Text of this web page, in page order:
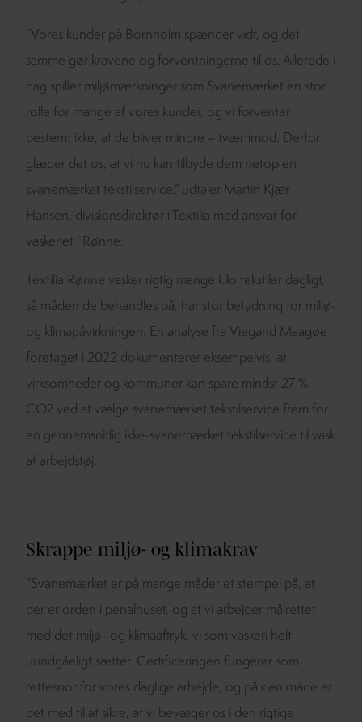
”Vores kunder på Bornholm spænder vidt, og det
samme gør kravene og forventningerne til os. Allerede i
dag spiller miljømærkninger som Svanemærket en stor
rolle for mange af vores kunder, og vi forventer
bestemt ikke, at de bliver mindre – tværtimod. Derfor
glæder det os, at vi nu kan tilbyde dem netop en
svanemærket tekstilservice,” udtaler Martin Kjær
Hansen, divisionsdirektør i Textilia med ansvar for
vaskeriet i Rønne.
Textilia Rønne vasker rigtig mange kilo tekstiler dagligt,
så måden de behandles på, har stor betydning for miljø-
og klimapåvirkningen. En analyse fra Viegand Maagøe
foretaget i 2022 dokumenterer eksempelvis, at
virksomheder og kommuner kan spare mindst 27 %
CO2 ved at vælge svanemærket tekstilservice frem for
en gennemsnitlig ikke-svanemærket tekstilservice til vask
af arbejdstøj.
Skrappe miljø- og klimakrav
”Svanemærket er på mange måder et stempel på, at
der er orden i penalhuset, og at vi arbejder målrettet
med det miljø- og klimaaftryk, vi som vaskeri helt
uundgåeligt sætter. Certificeringen fungerer som
rettesnor for vores daglige arbejde, og på den måde er
det med til at sikre, at vi bevæger os i den rigtige